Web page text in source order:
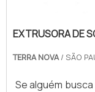
EXTRUSORA DE
TERRA NOVA/ SÃO
Se alguém